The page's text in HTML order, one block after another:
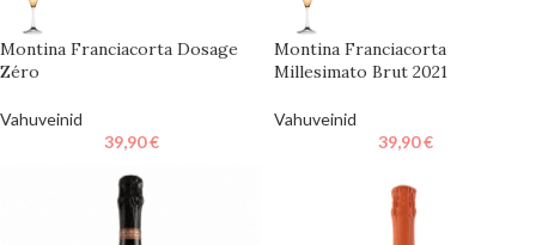
Montina Franciacorta Dosage
Zéro
Vahuveinid
39,90€
Montina Franciacorta
Millesimato Brut 2021
Vahuveinid
39,90€